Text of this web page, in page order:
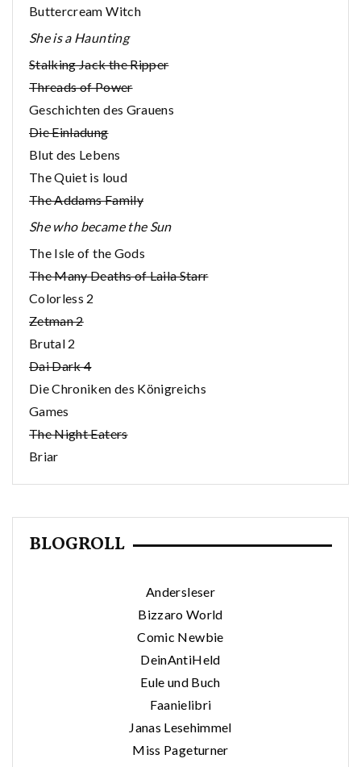
Buttercream Witch
She is a Haunting
Stalking Jack the Ripper
Threads of Power
Geschichten des Grauens
Die Einladung
Blut des Lebens
The Quiet is loud
The Addams Family
She who became the Sun
The Isle of the Gods
The Many Deaths of Laila Starr
Colorless 2
Zetman 2
Brutal 2
Dai Dark 4
Die Chroniken des Königreichs
Games
The Night Eaters
Briar
BLOGROLL
Andersleser
Bizzaro World
Comic Newbie
DeinAntiHeld
Eule und Buch
Faanielibri
Janas Lesehimmel
Miss Pageturner